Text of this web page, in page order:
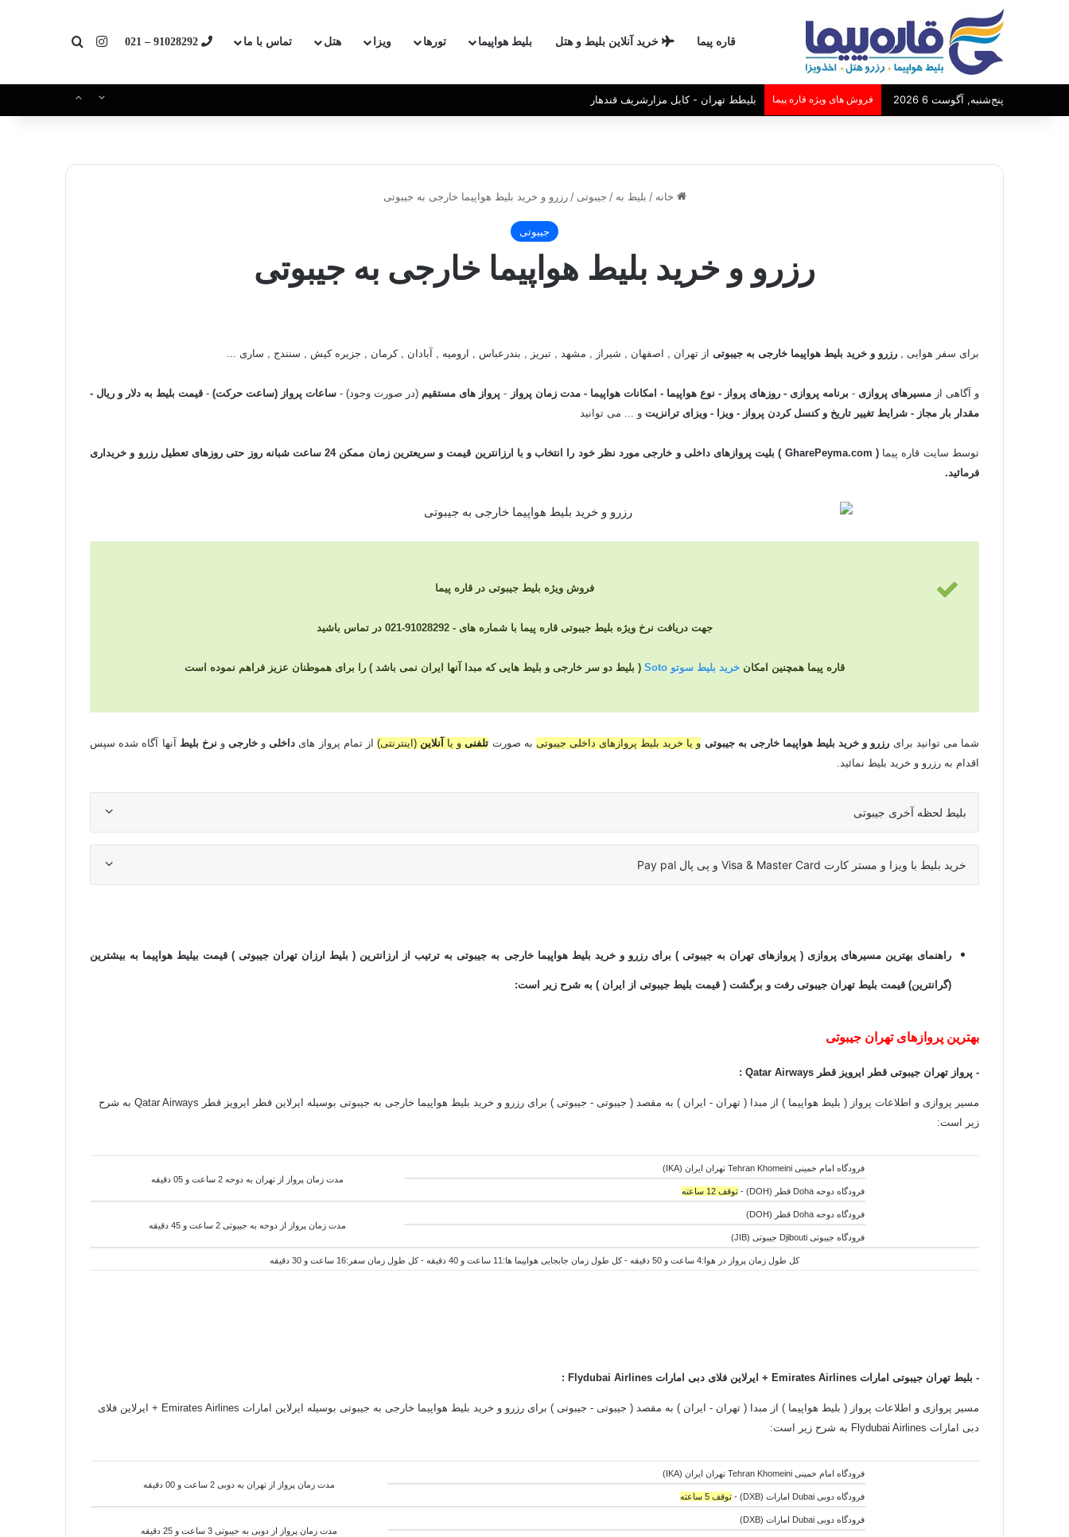
قاره پیما خرید آنلاین بلیط و هتل بلیط هواپیما تورها ویزا هتل تماس با ما 91028292 – 021 اینستاگرامجستجو برای
پنج‌شنبه, آگوست 6 2026 فروش های ویژه قاره پیما
بلیطط تهران - کابل مزارشریف قندهار
خانه / بلیط به / جیبوتی / رزرو و خرید بلیط هواپیما خارجی به جیبوتی
جیبوتی
رزرو و خرید بلیط هواپیما خارجی به جیبوتی
برای سفر هوایی ,رزرو و خرید بلیط هواپیما خارجی به جیبوتی از تهران , اصفهان , شیراز , مشهد , تبریز , بندرعباس , ارومیه , آبادان , کرمان , جزیره کیش , سنندج , ساری ...
و آگاهی ازمسیرهای پروازی - برنامه پروازی - روزهای پرواز - نوع هواپیما - امکانات هواپیما - مدت زمان پرواز - پرواز های مستقیم (در صورت وجود) -ساعات پرواز (ساعت حرکت)-قیمت بلیط به دلار و ریال -
مقدار بار مجاز - شرایط تغییر تاریخ و کنسل کردن پرواز - ویزا - ویزای ترانزیت و ... می توانید
توسط سایت قاره پیما( GharePeyma.com ) بلیت پروازهای داخلی و خارجیمورد نظر خود را انتخاب و با ارزانترین قیمت
و سریعترین زمان ممکن 24 ساعت شبانه روز حتی روزهای تعطیل رزرو و خریداری
فرمائید.
فروش ویژه بلیط جیبوتی در قاره پیما
جهت دریافت نرخ ویژه بلیط جیبوتی قاره پیما با شماره های - 91028292-021 در تماس باشید
قاره پیما همچنین امکان خرید بلیط سوتو Soto ( بلیط دو سر خارجی و بلیط هایی که مبدا آنها ایران نمی باشد ) را برای هموطنان عزیز فراهم نموده است
شما می توانید برای رزرو و خرید بلیط هواپیما خارجی به جیبوتی و یا خرید بلیط پروازهای داخلی جیبوتی به صورت تلفنیو یا آنلاین (اینترنتی) از تمام پرواز های داخلیو خارجیو نرخ بلیط آنها آگاه شده سپس
اقدام به رزرو و خرید بلیط نمائید.
بلیط لحظه آخری جیبوتی
خرید بلیط با ویزا و مستر کارت Visa & Master Card و پی پال Pay pal
راهنمای بهترین مسیرهای پروازی ( پروازهای تهران به جیبوتی ) برای رزرو و خرید بلیط هواپیما خارجی به جیبوتی به ترتیب از ارزانترین ( بلیط ارزان تهران جیبوتی ) قیمت بیلیط هواپیما به بیشترین
(گرانترین) قیمت بلیط تهران جیبوتی رفت و برگشت ( قیمت بلیط جیبوتی از ایران ) به شرح زیر است:
بهترین پروازهای تهران جیبوتی
- پرواز تهران جیبوتی قطر ایرویز قطر Qatar Airways :
مسیر پروازی و اطلاعات پرواز ( بلیط هواپیما ) از مبدا ( تهران - ایران ) به مقصد ( جیبوتی - جیبوتی ) برای رزرو و خرید بلیط هواپیما خارجی به جیبوتی بوسیله ایرلاین قطر ایرویز قطر Qatar Airways به شرح
زیر است:
فرودگاه امام خمینی Tehran Khomeini تهران ایران (IKA)
مدت زمان پرواز از تهران به دوحه 2 ساعت و 05 دقیقه
فرودگاه دوحه Doha قطر (DOH) -
توقف 12 ساعته
فرودگاه دوحه Doha قطر (DOH)
مدت زمان پرواز از دوحه به جیبوتی 2 ساعت و 45 دقیقه
فرودگاه جیبوتی Djibouti جیبوتی (JIB)
کل طول زمان پرواز در هوا:4 ساعت و 50 دقیقه - کل طول زمان جابجایی هواپیما ها:11 ساعت و 40 دقیقه - کل طول زمان سفر:16 ساعت و 30 دقیقه
- بلیط تهران جیبوتی اماراتEmirates Airlines + ایرلاین فلای دبی امارات Flydubai Airlines :
مسیر پروازی و اطلاعات پرواز ( بلیط هواپیما ) از مبدا ( تهران - ایران ) به مقصد ( جیبوتی - جیبوتی ) برای رزرو و خرید بلیط هواپیما خارجی به جیبوتی بوسیله
ایرلاین امارات Emirates Airlines + ایرلاین فلای
دبی امارات Flydubai Airlines به شرح زیر است:
فرودگاه امام خمینی Tehran Khomeini تهران ایران (IKA)
مدت زمان پرواز از تهران به دوبی 2 ساعت و 00 دقیقه
فرودگاه دوبی Dubai امارات (DXB) -
توقف 5 ساعته
فرودگاه دوبی Dubai امارات (DXB)
مدت زمان پرواز از دوبی به جیبوتی 3 ساعت و 25 دقیقه